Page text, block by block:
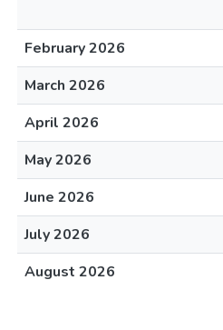
February 2026
March 2026
April 2026
May 2026
June 2026
July 2026
August 2026